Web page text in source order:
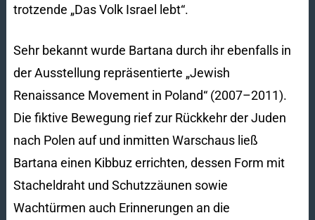
trotzende „Das Volk Israel lebt“.
Sehr bekannt wurde Bartana durch ihr ebenfalls in
der Ausstellung repräsentierte „Jewish
Renaissance Movement in Poland“ (2007–2011).
Die fiktive Bewegung rief zur Rückkehr der Juden
nach Polen auf und inmitten Warschaus ließ
Bartana einen Kibbuz errichten, dessen Form mit
Stacheldraht und Schutzzäunen sowie
Wachtürmen auch Erinnerungen an die